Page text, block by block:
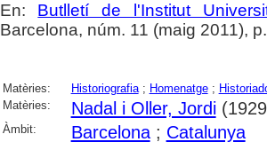
En: Butlletí de l'Institut
Barcelona, núm. 11 (maig 2011),
Matèries: Historiografia; Homenatge;
Matèries:
Nadal i Oller, Jordi
Àmbit: Barcelona; Catalunya